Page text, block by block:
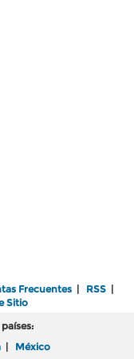
Frecuentes | RSS |
Sitio
| México